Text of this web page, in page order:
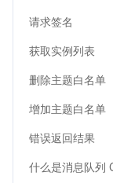
请求签名
获取实例列表
删除主题白名单
增加主题白名单
错误返回结果
什么是消息队列